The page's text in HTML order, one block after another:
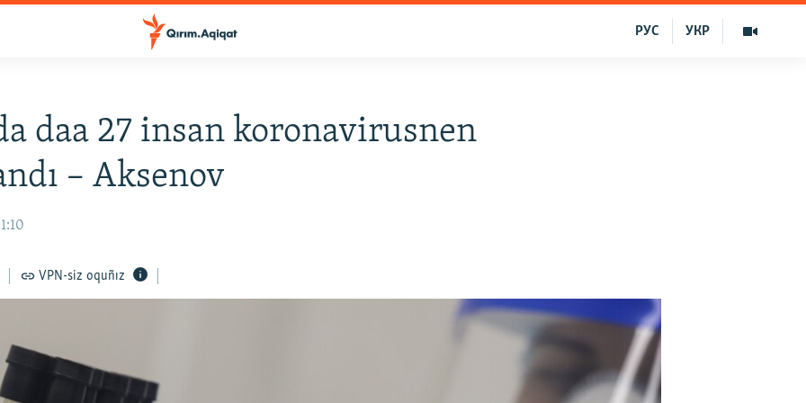
УКР
РУС
daa 27 insan koronavirusnen
– Aksenov
VPN-siz oquñız